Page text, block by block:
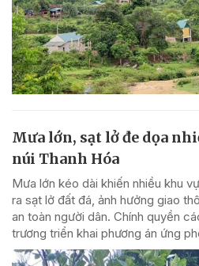
Mưa lớn, sạt lở đe dọa
núi Thanh Hóa
Mưa lớn kéo dài khiến nhiều khu
ra sạt lở đất đá, ảnh hưởng giao
an toàn người dân. Chính quyền
trương triển khai phương án ứng